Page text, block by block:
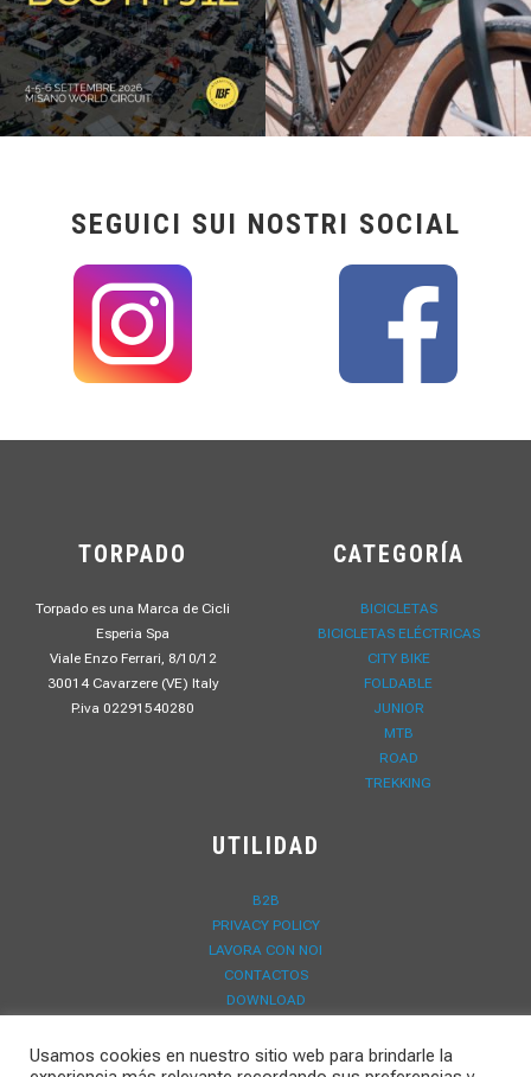
SEGUICI SUI NOSTRI SOCIAL
TORPADO
Torpado es una Marca de Cicli
Esperia Spa
Viale Enzo Ferrari, 8/10/12
30014 Cavarzere (VE) Italy
P.iva 02291540280
CATEGORÍA
BICICLETAS
BICICLETAS ELÉCTRICAS
CITY BIKE
FOLDABLE
JUNIOR
MTB
ROAD
TREKKING
UTILIDAD
B2B
PRIVACY POLICY
LAVORA CON NOI
CONTACTOS
DOWNLOAD
REGISTRO DE GARANTÍA
Usamos cookies en nuestro sitio web para brindarle la